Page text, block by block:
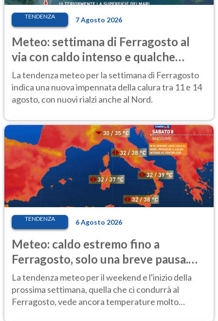
TENDENZA 7 Agosto 2026
Meteo: settimana di Ferragosto al
via con caldo intenso e qualche
temporale
La tendenza meteo per la settimana di Ferragosto
indica una nuova impennata della calura tra 11 e 14
agosto, con nuovi rialzi anche al Nord.
TENDENZA 6 Agosto 2026
Meteo: caldo estremo fino a
Ferragosto, solo una breve pausa.
Ecco dove
La tendenza meteo per il weekend e l'inizio della
prossima settimana, quella che ci condurrà al
Ferragosto, vede ancora temperature molto